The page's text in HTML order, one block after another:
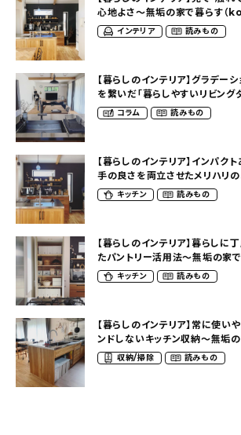
心地よさ～無垢の家で暮らす（
インテリア 読みもの
【暮らしのインテリア】グラデー
を繋いだ「暮らしやすいリビング
家で暮らす（koko_ieさん）
コラム 読みもの
【暮らしのインテリア】インパク
手の良さを両立させたメリハリ
の家で暮らす（koko_ieさん）
キッチン 読みもの
【暮らしのインテリア】暮らしに
たパントリー活用法～無垢の家
ん） キッチン 読みもの
【暮らしのインテリア】常に使い
ンドしないキッチン収納～無垢
（koko_ieさん）
収納/掃除 読みもの